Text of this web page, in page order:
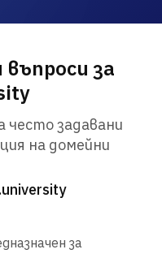
за
често задавани
на домейни
за